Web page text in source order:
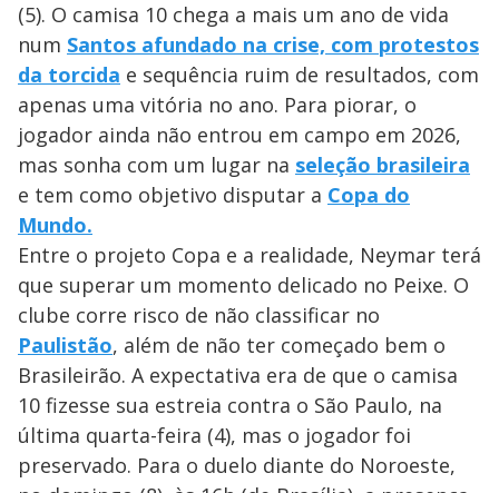
(5). O camisa 10 chega a mais um ano de vida
num Santos afundado na crise, com protestos
da torcida e sequência ruim de resultados, com
apenas uma vitória no ano. Para piorar, o
jogador ainda não entrou em campo em 2026,
mas sonha com um lugar na seleção brasileira
e tem como objetivo disputar a Copa do
Mundo.
Entre o projeto Copa e a realidade, Neymar terá
que superar um momento delicado no Peixe. O
clube corre risco de não classificar no
Paulistão, além de não ter começado bem o
Brasileirão. A expectativa era de que o camisa
10 fizesse sua estreia contra o São Paulo, na
última quarta-feira (4), mas o jogador foi
preservado. Para o duelo diante do Noroeste,